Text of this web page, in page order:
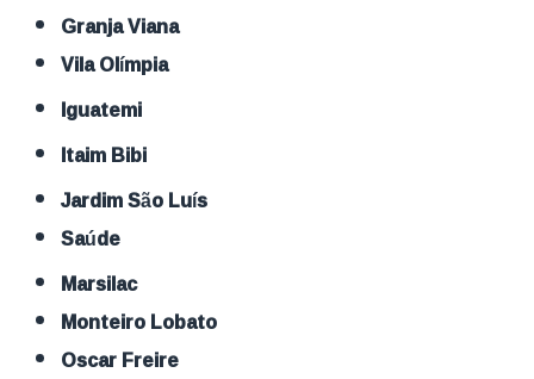
Granja Viana
Vila Olímpia
Iguatemi
Itaim Bibi
Jardim São Luís
Saúde
Marsilac
Monteiro Lobato
Oscar Freire